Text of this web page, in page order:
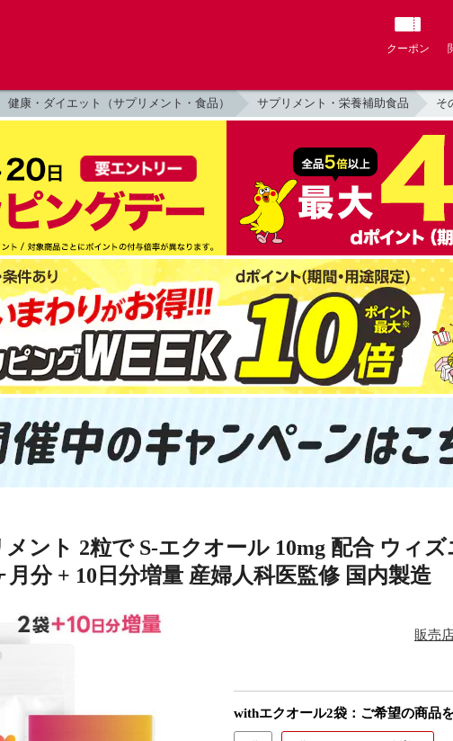
クーポン
健康・ダイエット（サプリメント・食品） サプリメント・栄養補助食品 そ
ント 2粒で S-エクオール 10mg 配合 ウィ
分 + 10日分増量 産婦人科医監修 国内製造
販売
withエクオール2袋：ご希望の商品